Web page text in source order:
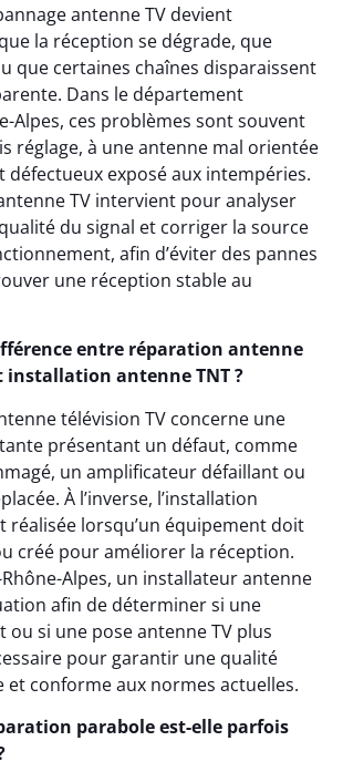
antenne TV devient
la réception se dégrade, que
que certaines chaînes disparaissent
Dans le département
Alpes, ces problèmes sont souvent
réglage, à une antenne mal orientée
défectueux exposé aux intempéries.
TV intervient pour analyser
du signal et corriger la source
afin d’éviter des pannes
une réception stable au
entre réparation antenne
installation antenne TNT ?
télévision TV concerne une
présentant un défaut, comme
un amplificateur défaillant ou
À l’inverse, l’installation
réalisée lorsqu’un équipement doit
créé pour améliorer la réception.
Alpes, un installateur antenne
afin de déterminer si une
si une pose antenne TV plus
pour garantir une qualité
et conforme aux normes actuelles.
parabole est-elle parfois